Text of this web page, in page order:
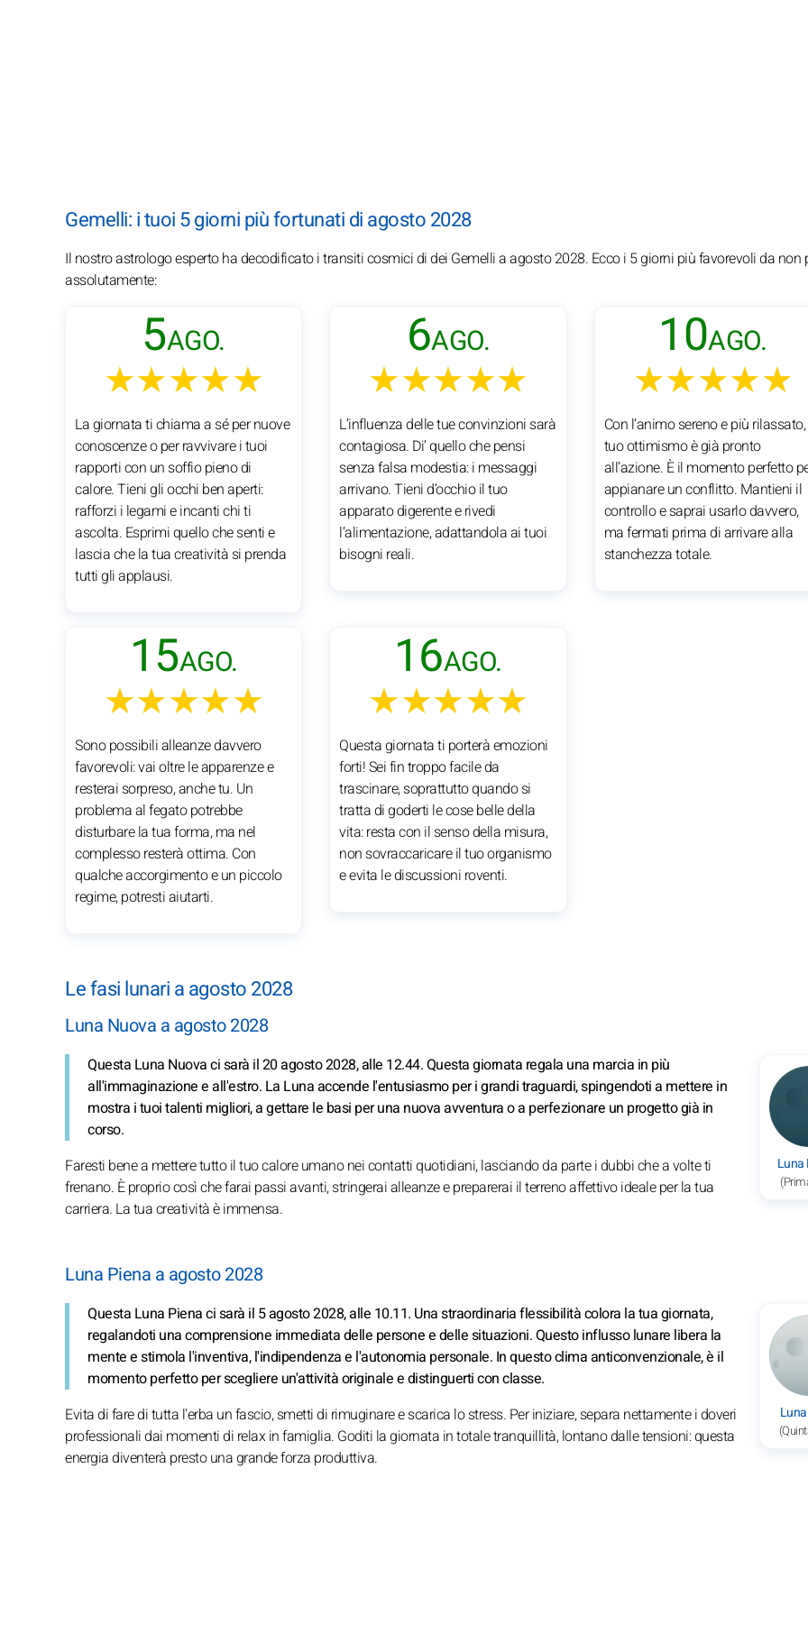
Gemelli: i tuoi 5 giorni più fortunati di agosto 2028
Il nostro astrologo esperto ha decodificato i transiti cosmici di dei Gemelli a agosto 2028. Ecco i 5 giorni più favorevoli da non
assolutamente:
5AGO.
★★★★★
La giornata ti chiama a sé per nuove
conoscenze o per ravvivare i tuoi
rapporti con un soffio pieno di
calore. Tieni gli occhi ben aperti:
rafforzi i legami e incanti chi ti
ascolta. Esprimi quello che senti e
lascia che la tua creatività si prenda
tutti gli applausi.
6AGO.
★★★★★
L’influenza delle tue convinzioni sarà
contagiosa. Di’ quello che pensi
senza falsa modestia: i messaggi
arrivano. Tieni d’occhio il tuo
apparato digerente e rivedi
l’alimentazione, adattandola ai tuoi
bisogni reali.
10AGO.
★★★★★
Con l’animo sereno e più
tuo ottimismo è già pronto
all’azione. È il momento perfetto
appianare un conflitto. Mantieni il
controllo e saprai usarlo davvero,
ma fermati prima di arrivare alla
stanchezza totale.
15AGO.
★★★★★
Sono possibili alleanze davvero
favorevoli: vai oltre le apparenze e
resterai sorpreso, anche tu. Un
problema al fegato potrebbe
disturbare la tua forma, ma nel
complesso resterà ottima. Con
qualche accorgimento e un piccolo
regime, potresti aiutarti.
16AGO.
★★★★★
Questa giornata ti porterà emozioni
forti! Sei fin troppo facile da
trascinare, soprattutto quando si
tratta di goderti le cose belle della
vita: resta con il senso della misura,
non sovraccaricare il tuo organismo
e evita le discussioni roventi.
Le fasi lunari a agosto 2028
Luna Nuova a agosto 2028
Luna
Questa Luna Nuova ci sarà il 20 agosto 2028, alle 12.44. Questa giornata regala una marcia in più
all'immaginazione e all'estro. La Luna accende l'entusiasmo per i grandi traguardi, spingendoti a mettere in
mostra i tuoi talenti migliori, a gettare le basi per una nuova avventura o a perfezionare un progetto già in
corso.
Faresti bene a mettere tutto il tuo calore umano nei contatti quotidiani, lasciando da parte i dubbi che a volte ti
frenano. È proprio così che farai passi avanti, stringerai alleanze e preparerai il terreno affettivo ideale per la tua
carriera. La tua creatività è immensa.
Luna Piena a agosto 2028
Questa Luna Piena ci sarà il 5 agosto 2028, alle 10.11. Una straordinaria flessibilità colora la tua giornata,
regalandoti una comprensione immediata delle persone e delle situazioni. Questo influsso lunare libera la
mente e stimola l'inventiva, l'indipendenza e l'autonomia personale. In questo clima anticonvenzionale, è il
momento perfetto per scegliere un'attività originale e distinguerti con classe.
Evita di fare di tutta l'erba un fascio, smetti di rimuginare e scarica lo stress. Per iniziare, separa nettamente i doveri
professionali dai momenti di relax in famiglia. Goditi la giornata in totale tranquillità, lontano dalle tensioni: questa
energia diventerà presto una grande forza produttiva.